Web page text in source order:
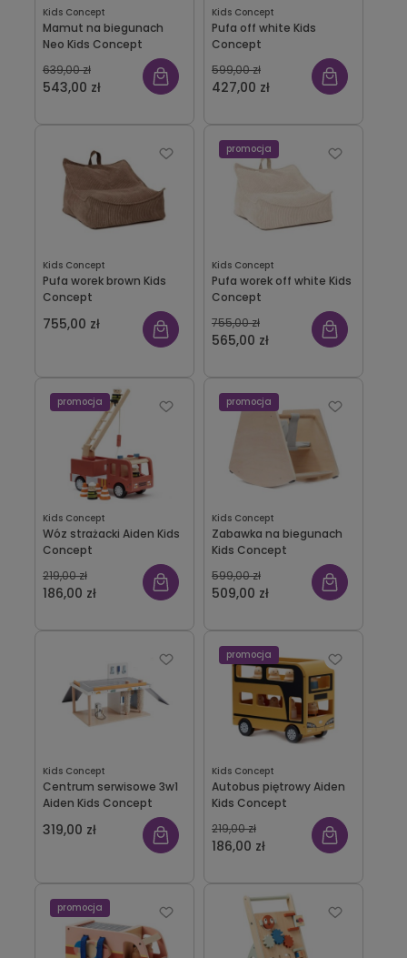
Kids Concept
Mamut na biegunach
Neo Kids Concept
543,00 zł
639,00 zł
Kids Concept
Pufa off white Kids
Concept
427,00 zł
599,00 zł
Kids Concept
Pufa worek brown Kids
Concept
755,00 zł
Kids Concept
Pufa worek off white Kids
Concept
565,00 zł
755,00 zł
promocja
Kids Concept
Wóz strażacki Aiden Kids
Concept
186,00 zł
219,00 zł
promocja
Kids Concept
Zabawka na biegunach
Kids Concept
509,00 zł
599,00 zł
promocja
Kids Concept
Centrum serwisowe 3w1
Aiden Kids Concept
319,00 zł
Kids Concept
Autobus piętrowy Aiden
Kids Concept
186,00 zł
219,00 zł
promocja
promocja